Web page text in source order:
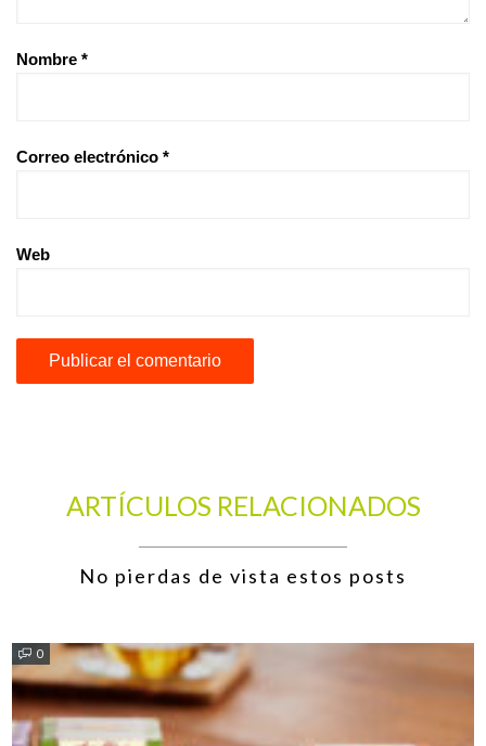
Nombre *
Correo electrónico *
Web
ARTÍCULOS RELACIONADOS
No pierdas de vista estos posts
0